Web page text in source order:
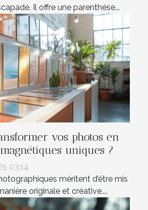
Il offre une parenthèse...
vos photos en
uniques ?
03:14
méritent d’être mis
originale et créative....